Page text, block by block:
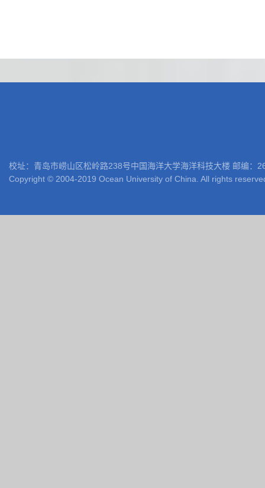
校址：青岛市崂山区松岭路238号中国海洋大学海洋科技大楼 邮编
Copyright © 2004-2019 Ocean University of China. All rights